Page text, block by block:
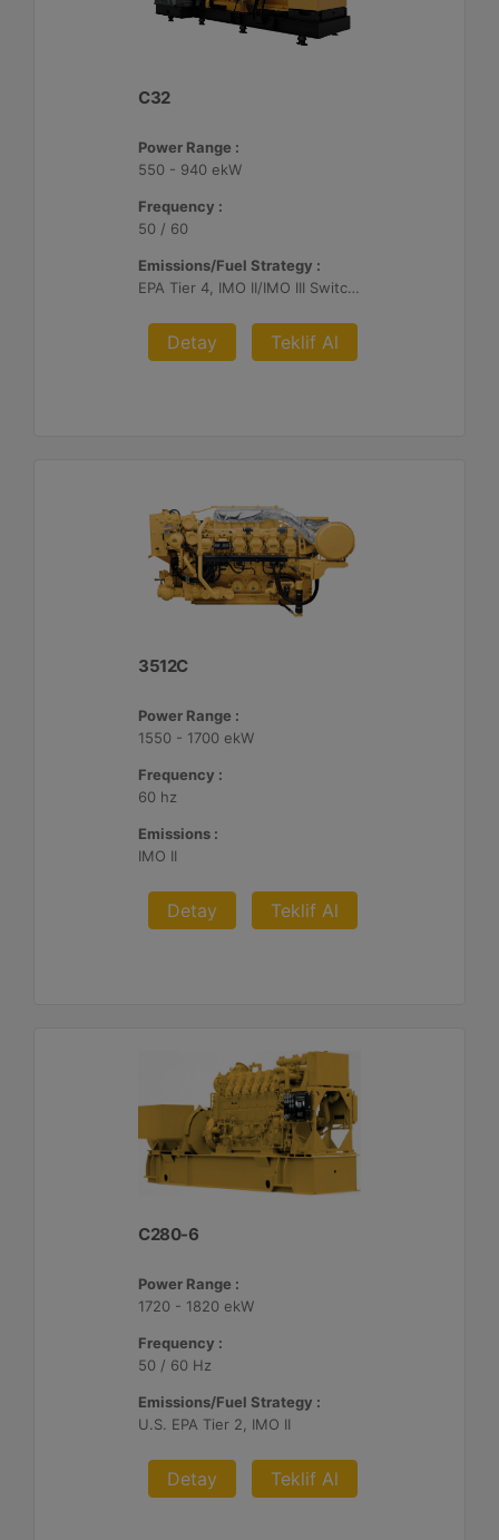
C32
Power Range :
550 - 940 ekW
Frequency :
50 / 60
Emissions/Fuel Strategy :
EPA Tier 4, IMO II/IMO III Switchable, EU Stage V
Detay Teklif Al
3512C
Power Range :
1550 - 1700 ekW
Frequency :
60 hz
Emissions :
IMO II
Detay Teklif Al
C280-6
Power Range :
1720 - 1820 ekW
Frequency :
50 / 60 Hz
Emissions/Fuel Strategy :
U.S. EPA Tier 2, IMO II
Detay Teklif Al